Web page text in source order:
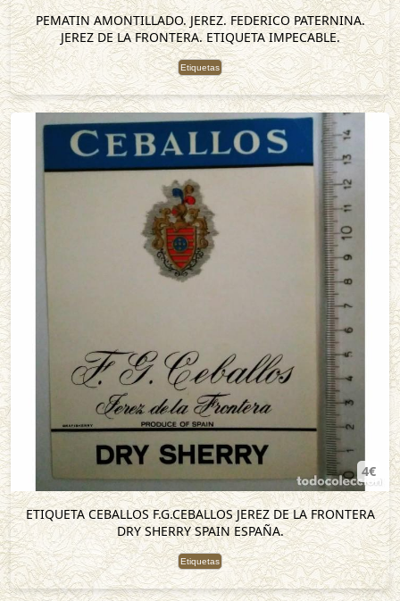
PEMATIN AMONTILLADO. JEREZ. FEDERICO PATERNINA.
JEREZ DE LA FRONTERA. ETIQUETA IMPECABLE.
Etiquetas
4€
ETIQUETA CEBALLOS F.G.CEBALLOS JEREZ DE LA FRONTERA
DRY SHERRY SPAIN ESPAÑA.
Etiquetas